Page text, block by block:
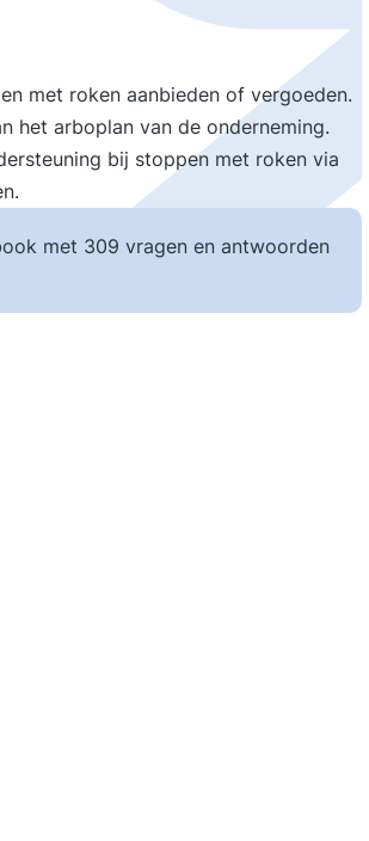
met roken aanbieden of vergoeden.
het arboplan van de onderneming.
bij stoppen met roken via
met 309 vragen en antwoorden